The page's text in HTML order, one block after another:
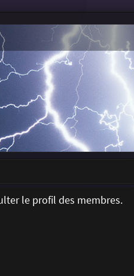
le profil des membres.